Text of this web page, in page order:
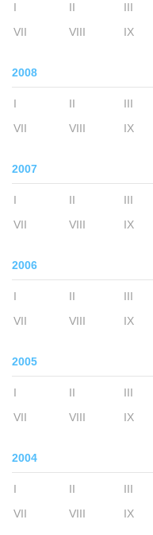
I II III
VII
VIII IX
2008
I II III
VII
VIII IX
2007
I II III
VII
VIII IX
2006
I II III
VII
VIII IX
2005
I II III
VII
VIII IX
2004
I II III
VII
VIII IX